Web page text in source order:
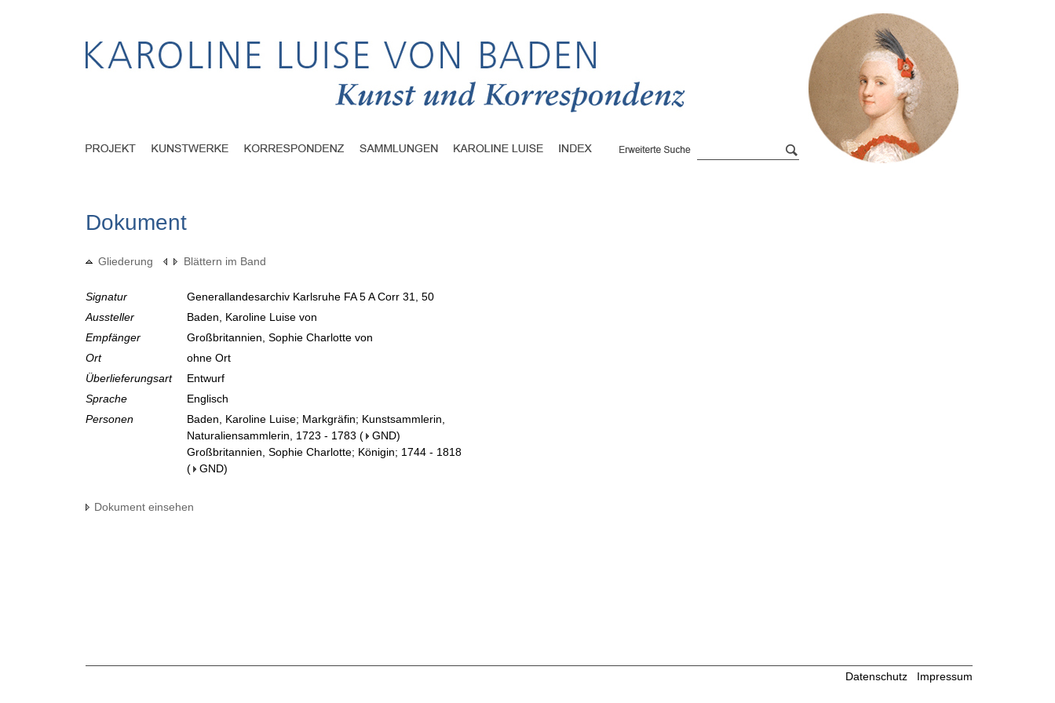
Dokument
Gliederung Blättern im Band
Signatur
Generallandesarchiv Karlsruhe FA 5 A Corr 31, 50
Aussteller
Baden, Karoline Luise von
Empfänger
Großbritannien, Sophie Charlotte von
Ort
ohne Ort
Überlieferungsart
Entwurf
Sprache
Englisch
Personen
Baden, Karoline Luise; Markgräfin; Kunstsammlerin,
Naturaliensammlerin, 1723 - 1783 ( GND)
Großbritannien, Sophie Charlotte; Königin; 1744 - 1818
(
GND)
Dokument einsehen
Datenschutz Impressum